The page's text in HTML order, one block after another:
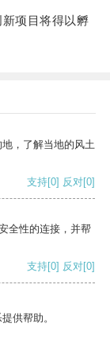
项目将得以孵
，了解当地的风土
支持[0] 反对[0]
全性的连接，并帮
支持[0] 反对[0]
供帮助。